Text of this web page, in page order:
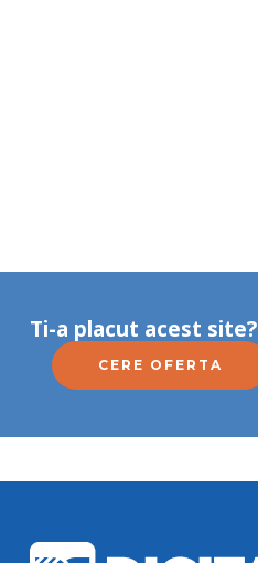
Ti-a placut acest site?
CERE OFERTA